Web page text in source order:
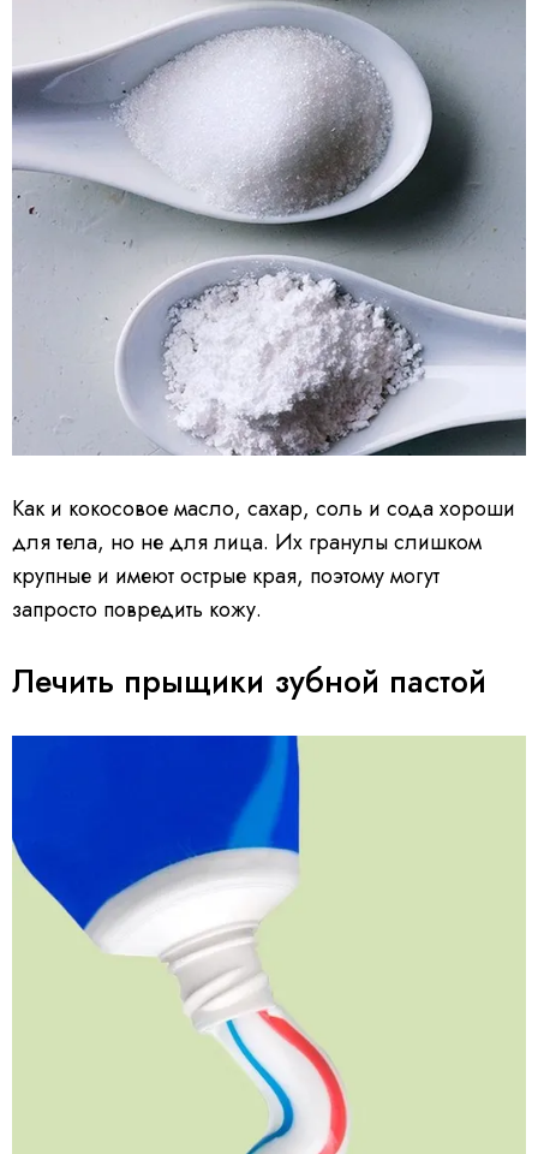
Как и кокосовое масло, сахар, соль и сода хороши
для тела, но не для лица. Их гранулы слишком
крупные и имеют острые края, поэтому могут
запросто повредить кожу.
Лечить прыщики зубной пастой